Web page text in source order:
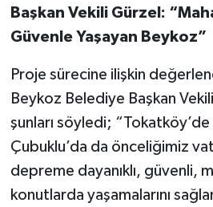
Başkan Vekili Gürzel:
Güvenle Yaşayan Beykoz”
Proje sürecine ilişkin
Beykoz Belediye Başkan
şunları söyledi;
Çubuklu’da da önceliğimiz
depreme dayanıklı, güvenli,
konutlarda yaşamalarını